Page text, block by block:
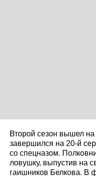
Второй сезон вышел
завершился на 20-й
со спецназом.
ловушку, выпустив на
гаишников Белкова. В